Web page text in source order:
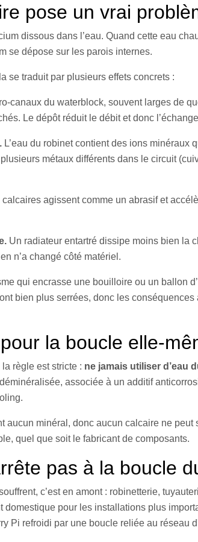
pose un vrai
dissous dans l’eau. Quand cette eau
se dépose sur les parois internes.
se traduit par plusieurs effets concrets :
canaux du waterblock, souvent larges de
Le dépôt réduit le débit et donc
L’eau du robinet contient des ions minéraux
métaux différents dans le circuit
calcaires agissent comme un abrasif et
Un radiateur entartré dissipe moins bien la
n’a changé côté matériel.
qui encrasse une bouilloire ou un ballon
bien plus serrées, donc les
la boucle elle-
règle est stricte : ne jamais utiliser d’eau
associée à un additif
aucun minéral, donc aucun calcaire ne peut
quel que soit le fabricant de composants.
pas à la boucle
c’est en amont : robinetterie,
domestique pour les installations plus
Pi refroidi par une boucle reliée au réseau